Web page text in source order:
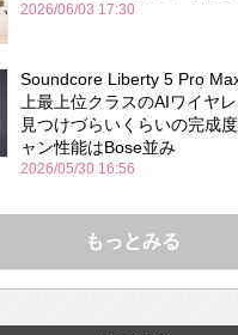
2026/06/03 17:30
Soundcore Liberty 5 Pro
上最上位クラスのAIワイヤ
見つけづらいくらいの完成
ャン性能はBose並み
2026/05/30 16:56
もっとみる